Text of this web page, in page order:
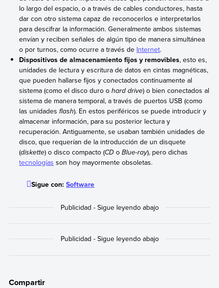
lo largo del espacio, o a través de cables conductores, hasta
dar con otro sistema capaz de reconocerlos e interpretarlos
para descifrar la información. Generalmente ambos sistemas
envían y reciben señales de algún tipo de manera simultánea
o por turnos, como ocurre a través de Internet.
Dispositivos de almacenamiento fijos y removibles, esto es,
unidades de lectura y escritura de datos en cintas magnéticas,
que pueden hallarse fijos y conectados continuamente al
sistema (como el disco duro ohard drive) o bien conectados al
sistema de manera temporal, a través de puertos USB (como
las unidadesflash). En estos periféricos se puede introducir y
almacenar información, para su posterior lectura y
recuperación. Antiguamente, se usaban también unidades de
disco, que requerían de la introducción de un disquete
(diskette) o disco compacto (CD oBlue-ray), pero dichas
tecnologías son hoy mayormente obsoletas.
Sigue con:Software
Compartir